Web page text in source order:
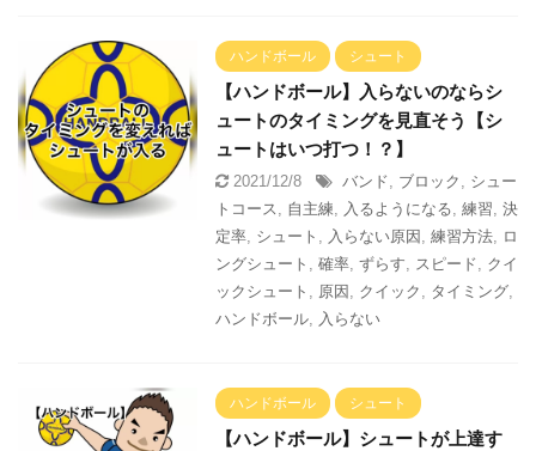
ハンドボール シュート
【ハンドボール】入らないのならシ
ュートのタイミングを見直そう【シ
ュートはいつ打つ！？】
2021/12/8 バンド, ブロック , シュー
トコース, 自主練, 入るようになる, 練習, 決
定率, シュート , 入らない原因 , 練習方法, ロ
ングシュート , 確率, ずらす, スピード, クイ
ックシュート , 原因 , クイック , タイミング,
ハンドボール, 入らない
ハンドボール シュート
【ハンドボール】シュートが上達す